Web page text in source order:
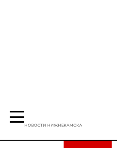
НОВОСТИ НИЖНЕКАМСКА